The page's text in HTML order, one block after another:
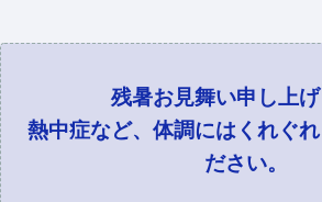
残暑お見舞い申し上げ
熱中症など、体調にはくれぐ
ださい。